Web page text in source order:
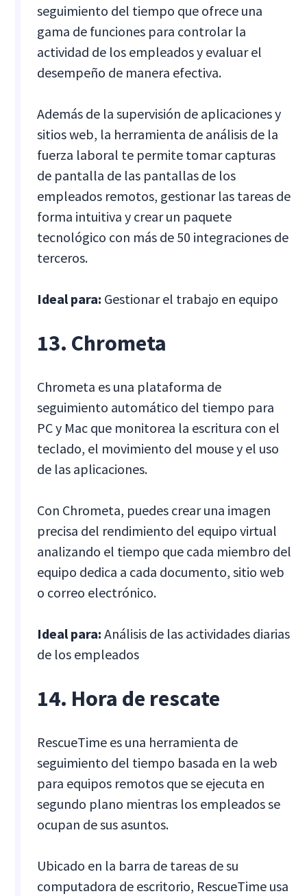
seguimiento del tiempo que ofrece una
gama de funciones para controlar la
actividad de los empleados y evaluar el
desempeño de manera efectiva.
Además de la supervisión de aplicaciones y
sitios web, la herramienta de análisis de la
fuerza laboral te permite tomar capturas
de pantalla de las pantallas de los
empleados remotos, gestionar las tareas de
forma intuitiva y crear un paquete
tecnológico con más de 50 integraciones de
terceros.
Ideal para: Gestionar el trabajo en equipo
13. Chrometa
Chrometa es una plataforma de
seguimiento automático del tiempo para
PC y Mac que monitorea la escritura con el
teclado, el movimiento del mouse y el uso
de las aplicaciones.
Con Chrometa, puedes crear una imagen
precisa del rendimiento del equipo virtual
analizando el tiempo que cada miembro del
equipo dedica a cada documento, sitio web
o correo electrónico.
Ideal para:Análisis de las actividades diarias
de los empleados
14. Hora de rescate
RescueTime es una herramienta de
seguimiento del tiempo basada en la web
para equipos remotos que se ejecuta en
segundo plano mientras los empleados se
ocupan de sus asuntos.
Ubicado en la barra de tareas de su
computadora de escritorio, RescueTime usa